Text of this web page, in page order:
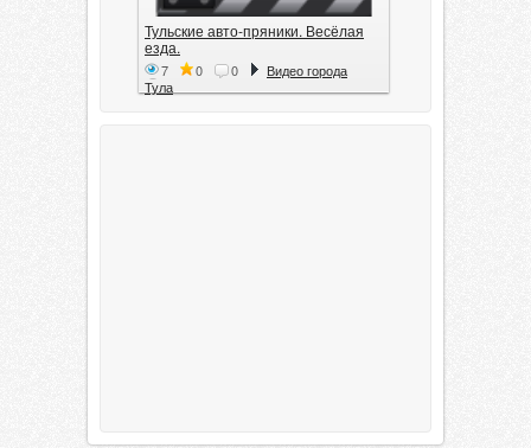
Тульские авто-пряники. Весёлая
езда.
7 0 0
Видео города
Тула